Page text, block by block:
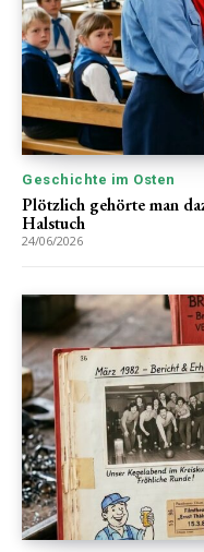
Geschichte im Osten
Plötzlich gehörte man
Halstuch
24/06/2026